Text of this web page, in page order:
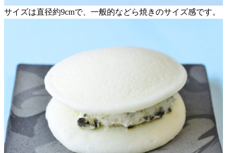
サイズは直径約9cmで、一般的などら焼きのサイズ感です。